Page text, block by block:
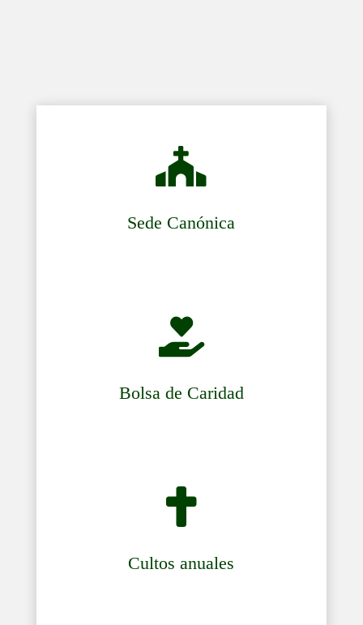

Sede Canónica

Bolsa de Caridad

Cultos anuales